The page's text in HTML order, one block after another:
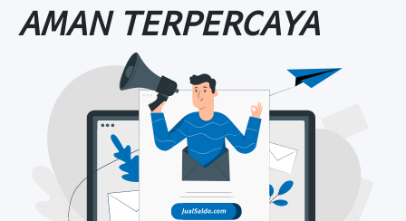
AMAN TERPERCAYA